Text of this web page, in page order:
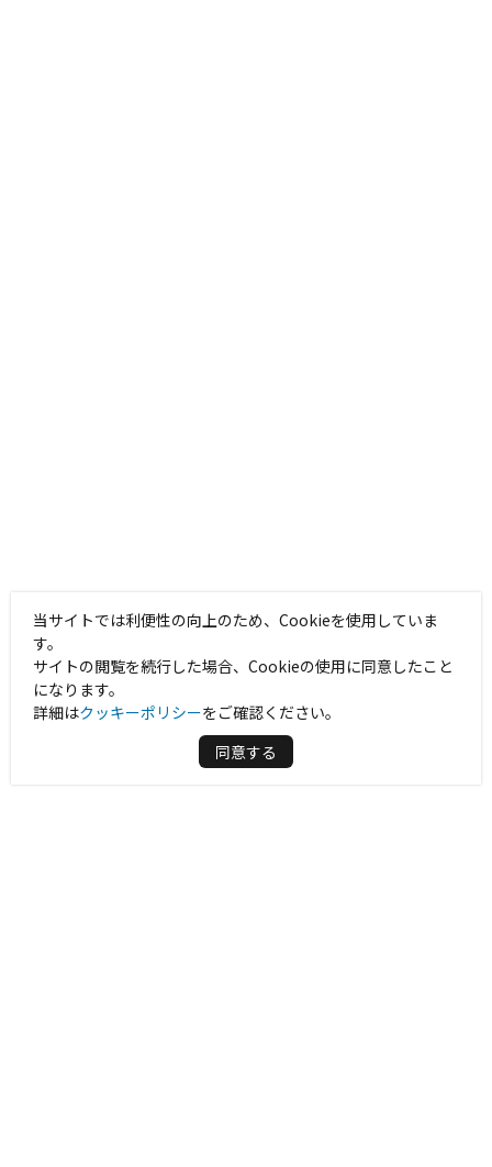
当サイトでは利便性の向上のため、Cookieを使用していま
す。
サイトの閲覧を続行した場合、Cookieの使用に同意したこと
になります。
詳細はクッキーポリシーをご確認ください。
同意する